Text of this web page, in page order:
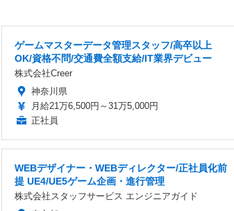
ゲームマスターデータ管理スタッフ/高卒以上
OK/資格不問/交通費全額支給/IT業界デビュー
株式会社Creer
神奈川県
月給21万6,500円～31万5,000円
正社員
WEBデザイナー・WEBディレクター/正社員化前
提 UE4/UE5ゲーム企画・進行管理
株式会社スタッフサービス エンジニアガイド